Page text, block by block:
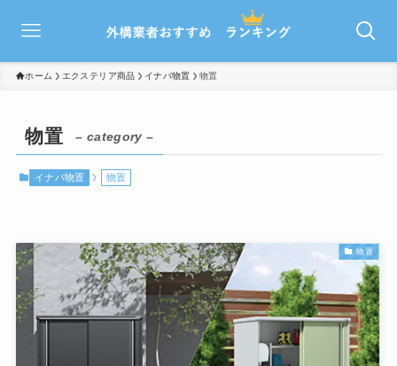
ホーム エクステリア商品 イナバ物置 物置
物置 – category –
イナバ物置 物置
物置